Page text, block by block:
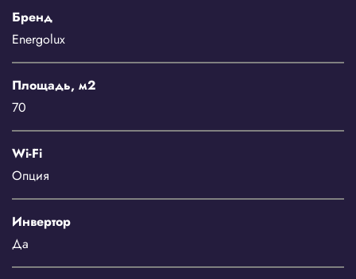
Бренд
Energolux
Площадь, м2
70
Wi-Fi
Опция
Инвертор
Да